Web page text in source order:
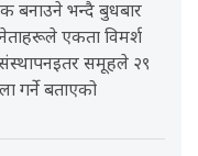
बनाउने भन्दै बुधबार
एकता विमर्श
समूहले २९
गर्ने बताएको